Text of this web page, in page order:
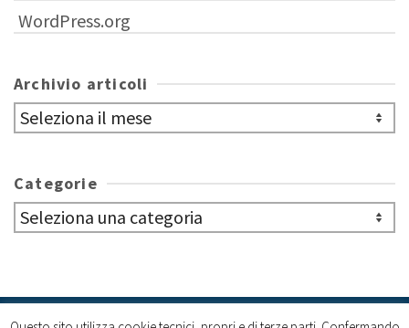
WordPress.org
Archivio articoli
Archivio
articoli
Categorie
Categorie